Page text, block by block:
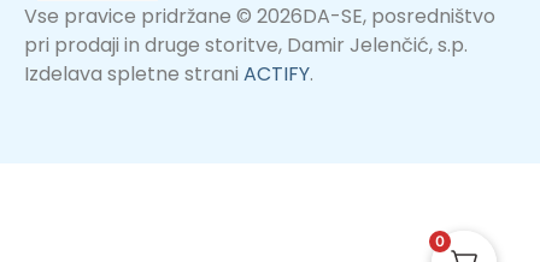
Vse pravice pridržane © 2026DA-SE, posredništvo
pri prodaji in druge storitve, Damir Jelenčić, s.p.
Izdelava spletne strani ACTIFY.
0